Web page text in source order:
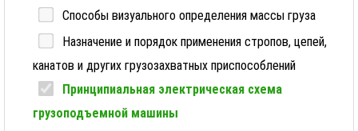
Способы визуального определения массы груза
Назначение и порядок применения стропов, цепей,
канатов и других грузозахватных приспособлений
Принципиальная электрическая схема
грузоподъемной машины